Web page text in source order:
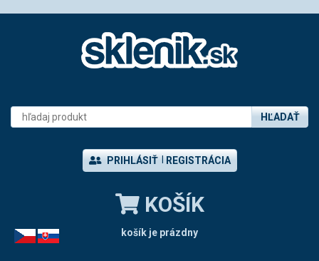
HĽADAŤ
PRIHLÁSIŤ REGISTRÁCIA
KOŠÍK
košík je prázdny
CZ SK